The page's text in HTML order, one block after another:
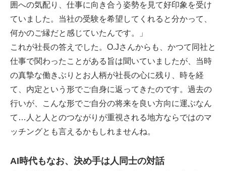
囲への気配り、仕事に向き合う姿勢を見て好印象を受け
ていました。当社の受験を希望してくれると分かって、
何かのご縁だと感じていたんです。」
これが社長の答えでした。O.Jさんからも、かつて同社と
仕事で関わったことがある旨は聞いていましたが、当時
の真摯な働きぶりとお人柄が社長の心に残り、時を経
て、内定という形でご自身に返ってきたのです。過去の
行いが、こんな形でご自分の将来を良い方向に運ぶなん
て…人と人とのつながりが重視される地方ならではのマ
ッチングとも言えるかもしれませんね。
AI時代もなお、決め手は人同士の対話